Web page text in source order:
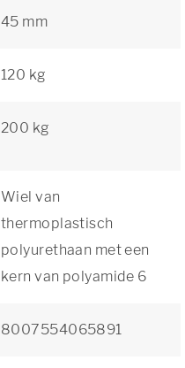
45 mm
120 kg
200 kg
Wiel van
thermoplastisch
polyurethaan met een
kern van polyamide 6
8007554065891